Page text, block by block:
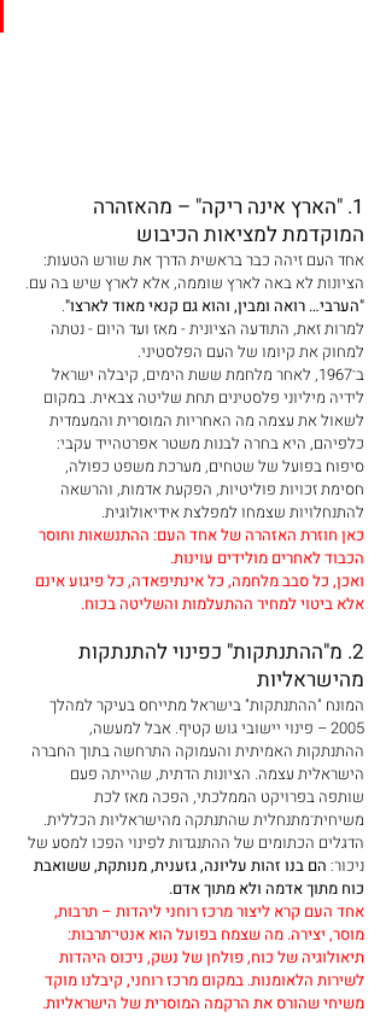
1. "הארץ אינה ריקה" – מהאזהרה
המוקדמת למציאות הכיבוש
אחד העם זיהה כבר בראשית הדרך את שורש הטעות:
הציונות לא באה לארץ שוממה, אלא לארץ שיש בה עם.
"הערבי… רואה ומבין, והוא גם קנאי מאוד לארצו".
למרות זאת, התודעה הציונית - מאז ועד היום - נטתה
למחוק את קיומו של העם הפלסטיני.
ב־1967, לאחר מלחמת ששת הימים, קיבלה ישראל
לידיה מיליוני פלסטינים תחת שליטה צבאית. במקום
לשאול את עצמה מה האחריות המוסרית והמעמדית
כלפיהם, היא בחרה לבנות משטר אפרטהייד עקבי:
סיפוח בפועל של שטחים, מערכת משפט כפולה,
חסימת זכויות פוליטיות, הפקעת אדמות, והרשאה
להתנחלויות שצמחו למפלצת אידיאולוגית.
כאן חוזרת האזהרה של אחד העם: ההתנשאות וחוסר
הכבוד לאחרים מולידים עוינות.
ואכן, כל סבב מלחמה, כל אינתיפאדה, כל פיגוע אינם
אלא ביטוי למחיר ההתעלמות והשליטה בכוח.
2. מ"ההתנתקות" כפינוי להתנתקות
מהישראליות
המונח "ההתנתקות" בישראל מתייחס בעיקר למהלך
2005 – פינוי יישובי גוש קטיף. אבל למעשה,
ההתנתקות האמיתית והעמוקה התרחשה בתוך החברה
הישראלית עצמה. הציונות הדתית, שהייתה פעם
שותפה בפרויקט הממלכתי, הפכה מאז לכת
משיחית־מתנחלית שהתנתקה מהישראליות הכללית.
הדגלים הכתומים של ההתנגדות לפינוי הפכו למסע של
ניכור: הם בנו זהות עליונה, גזענית, מנותקת, ששואבת
כוח מתוך אדמה ולא מתוך אדם.
אחד העם קרא ליצור מרכז רוחני ליהדות – תרבות,
מוסר, יצירה. מה שצמח בפועל הוא אנטי־תרבות:
תיאולוגיה של כוח, פולחן של נשק, ניכוס היהדות
לשירות הלאומנות. במקום מרכז רוחני, קיבלנו מוקד
משיחי שהורס את הרקמה המוסרית של הישראליות.